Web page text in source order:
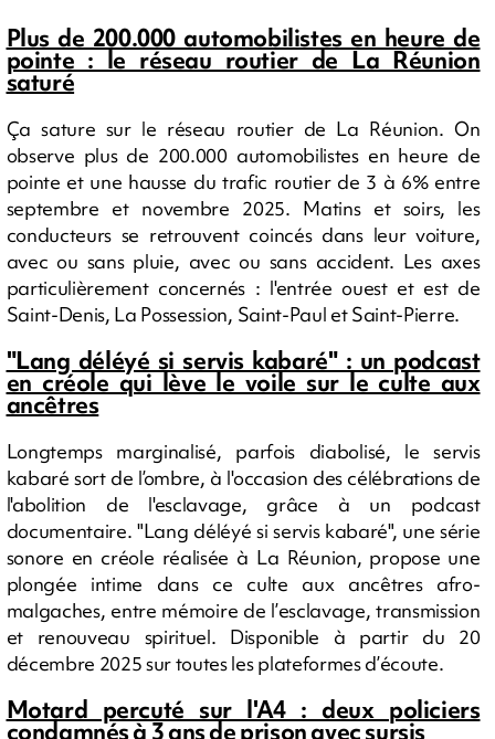
Plus de 200.000 automobilistes en heure de
pointe : le réseau routier de La Réunion
saturé
Ça sature sur le réseau routier de La Réunion. On
observe plus de 200.000 automobilistes en heure de
pointe et une hausse du trafic routier de 3 à 6% entre
septembre et novembre 2025. Matins et soirs, les
conducteurs se retrouvent coincés dans leur voiture,
avec ou sans pluie, avec ou sans accident. Les axes
particulièrement concernés : l'entrée ouest et est de
Saint-Denis, La Possession, Saint-Paul et Saint-Pierre.
"Lang déléyé si servis kabaré" : un podcast
en créole qui lève le voile sur le culte aux
ancêtres
Longtemps marginalisé, parfois diabolisé, le servis
kabaré sort de l’ombre, à l'occasion des célébrations de
l'abolition de l'esclavage, grâce à un podcast
documentaire. "Lang déléyé si servis kabaré", une série
sonore en créole réalisée à La Réunion, propose une
plongée intime dans ce culte aux ancêtres afro-
malgaches, entre mémoire de l’esclavage, transmission
et renouveau spirituel. Disponible à partir du 20
décembre 2025 sur toutes les plateformes d’écoute.
Motard percuté sur l'A4 : deux policiers
condamnés à 3 ans de prison avec sursis